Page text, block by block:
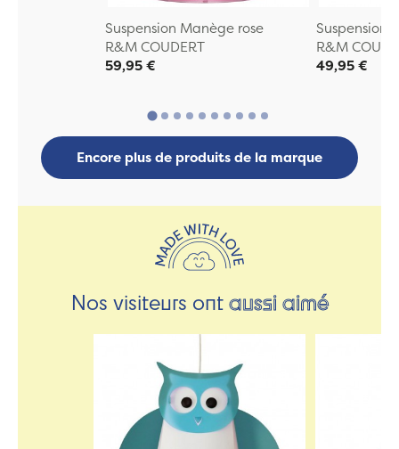
Suspension Manège rose
R&M COUDERT
59,95 €
Suspension
R&M
49,95 €
Encore plus de produits de la marque
Nos visiteurs ontaussi aimé